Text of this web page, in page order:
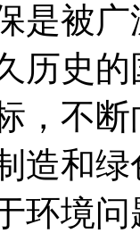
是被
历史
，不
造和
环境